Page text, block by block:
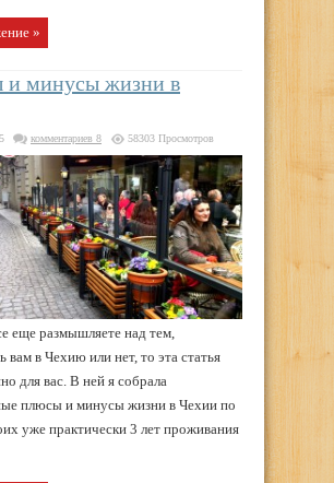
»
минусы жизни в
комментариев 8 58303 Просмотров
еще размышляете над тем,
вам в Чехию или нет, то эта статья
для вас. В ней я собрала
плюсы и минусы жизни в Чехии по
уже практически 3 лет проживания